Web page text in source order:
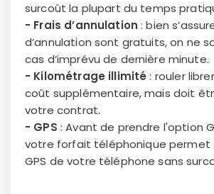
surcoût la plupart du temps
- Frais d’annulation : bien
d’annulation sont gratuits, on ne
cas d’imprévu de dernière minute.
- Kilométrage illimité : rouler
coût supplémentaire, mais doit
votre contrat.
- GPS : Avant de prendre l'option
votre forfait téléphonique permet
GPS de votre téléphone sans